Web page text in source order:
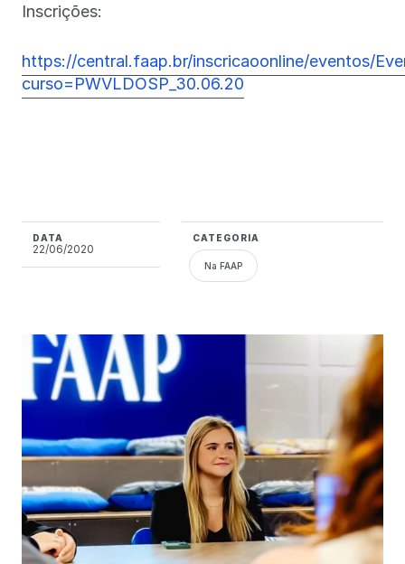
Inscrições:
https://central.faap.br/inscricaoonline/eventos/
curso=PWVLDOSP_30.06.20
DATA
22/06/2020
CATEGORIA
Na FAAP